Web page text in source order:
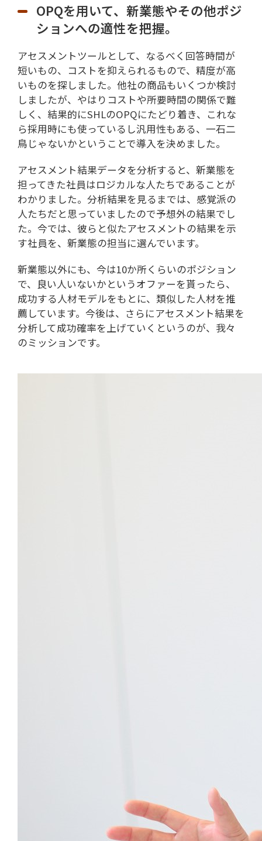
OPQを用いて、新業態やその他ポジ
ションへの適性を把握。
アセスメントツールとして、なるべく回答時間が
短いもの、コストを抑えられるもので、精度が高
いものを探しました。他社の商品もいくつか検討
しましたが、やはりコストや所要時間の関係で難
しく、結果的にSHLのOPQにたどり着き、これな
ら採用時にも使っているし汎用性もある、一石二
鳥じゃないかということで導入を決めました。
アセスメント結果データを分析すると、新業態を
担ってきた社員はロジカルな人たちであることが
わかりました。分析結果を見るまでは、感覚派の
人たちだと思っていましたので予想外の結果でし
た。今では、彼らと似たアセスメントの結果を示
す社員を、新業態の担当に選んでいます。
新業態以外にも、今は10か所くらいのポジション
で、良い人いないかというオファーを貰ったら、
成功する人材モデルをもとに、類似した人材を推
薦しています。今後は、さらにアセスメント結果を
分析して成功確率を上げていくというのが、我々
のミッションです。